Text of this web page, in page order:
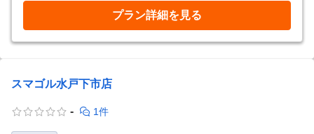
プラン詳細を見る
スマゴル水戸下市店
- 1件